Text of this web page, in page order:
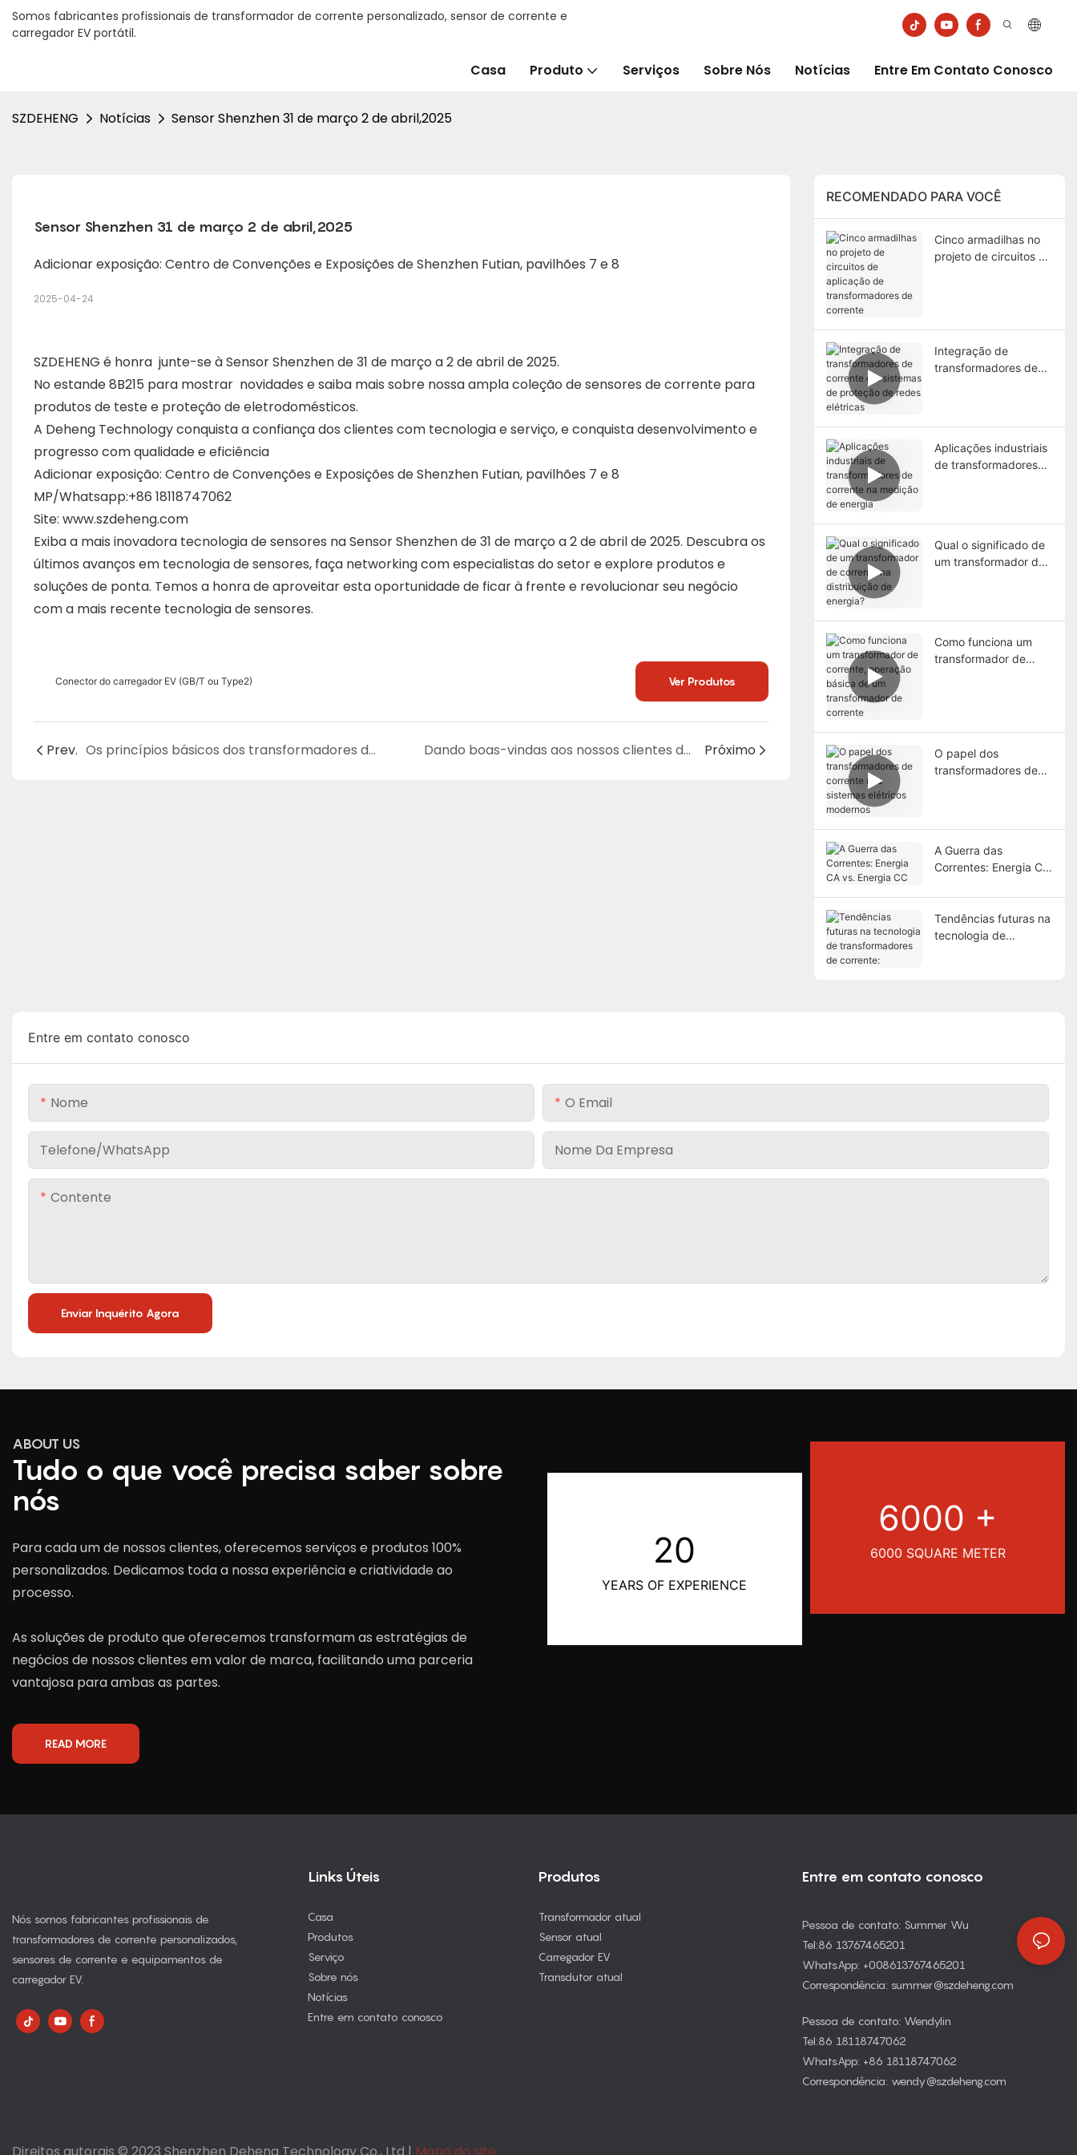
Somos fabricantes profissionais de transformador de corrente personalizado, sensor de corrente e
carregador EV portátil.
Casa Produto Serviços Sobre Nós Notícias Entre Em Contato Conosco
SZDEHENG Notícias Sensor Shenzhen 31 de março 2 de abril,2025
Sensor Shenzhen 31 de março 2 de abril,2025
Adicionar exposição: Centro de Convenções e Exposições de Shenzhen Futian, pavilhões 7 e 8
2025-04-24
SZDEHENG é honra junte-se à Sensor Shenzhen de 31 de março a 2 de abril de 2025.
No estande 8B215 para mostrar novidades e saiba mais sobre nossa ampla coleção de sensores de corrente para
produtos de teste e proteção de eletrodomésticos.
A Deheng Technology conquista a confiança dos clientes com tecnologia e serviço, e conquista desenvolvimento e
progresso com qualidade e eficiência
Adicionar exposição: Centro de Convenções e Exposições de Shenzhen Futian, pavilhões 7 e 8
MP/Whatsapp:+86 18118747062
Site: www.szdeheng.com
Exiba a mais inovadora tecnologia de sensores na Sensor Shenzhen de 31 de março a 2 de abril de 2025. Descubra os
últimos avanços em tecnologia de sensores, faça networking com especialistas do setor e explore produtos e
soluções de ponta. Temos a honra de aproveitar esta oportunidade de ficar à frente e revolucionar seu negócio
com a mais recente tecnologia de sensores.
Conector do carregador EV (GB/T ou Type2) Ver Produtos
Prev. Os princípios básicos dos transformadores de corrente Dando boas-vindas aos nossos clientes de verão em nossa fábrica Próximo
RECOMENDADO PARA VOCÊ
Cinco armadilhas no
projeto de circuitos de
Integração de
transformadores de
Aplicações industriais
de transformadores
Qual o significado de
um transformador de
Como funciona um
transformador de
O papel dos
transformadores de
A Guerra das
Correntes: Energia CA
Tendências futuras na
tecnologia de
Entre em contato conosco
Nome O Email
Telefone/WhatsApp Nome Da Empresa
Contente
Enviar Inquérito Agora
ABOUT US
Tudo o que você precisa saber sobre
nós
Para cada um de nossos clientes, oferecemos serviços e produtos 100%
personalizados. Dedicamos toda a nossa experiência e criatividade ao
processo.
As soluções de produto que oferecemos transformam as estratégias de
negócios de nossos clientes em valor de marca, facilitando uma parceria
vantajosa para ambas as partes.
READ MORE
20
YEARS OF EXPERIENCE
6000 +
6000 SQUARE METER
Nós somos fabricantes profissionais de
transformadores de corrente personalizados,
sensores de corrente e equipamentos de
carregador EV.
Links Úteis
Casa
Produtos
Serviço
Sobre nós
Notícias
Entre em contato conosco
Produtos
Transformador atual
Sensor atual
Carregador EV
Transdutor atual
Entre em contato conosco
Pessoa de contato: Summer Wu
Tel:86 13767465201
WhatsApp: +008613767465201
Correspondência: summer@szdeheng.com
Pessoa de contato: Wendylin
Tel:86 18118747062
WhatsApp: +86 18118747062
Correspondência: wendy@szdeheng.com
Direitos autorais © 2023 Shenzhen Deheng Technology Co., Ltd | Mapa do site